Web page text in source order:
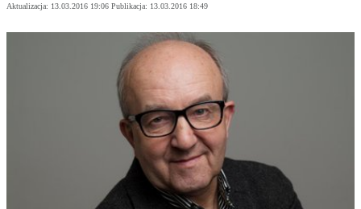
Aktualizacja: 13.03.2016 19:06 Publikacja: 13.03.2016 18:49